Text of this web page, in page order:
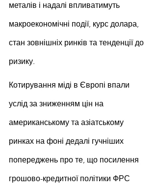
металів і надалі впливатимуть
макроекономічні події, курс долара,
стан зовнішніх ринків та тенденції до
ризику.
Котирування міді в Європі впали
услід за зниженням цін на
американському та азіатському
ринках на фоні дедалі гучніших
попереджень про те, що посилення
грошово-кредитної політики ФРС